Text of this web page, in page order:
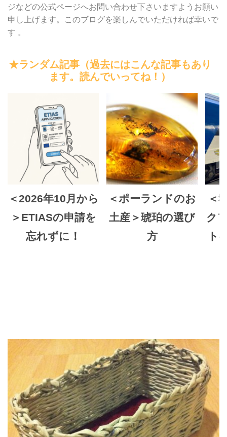
ジなどの公式ページへお問い合わせ下さいますようお願い
申し上げます。このブログを楽しんでいただければ幸いで
す 。
★ランダム記事（過去にはこんな記事もあり
ます。読んでいってね！）
＜2026年10月から
＞ETIASの申請を
忘れずに！
＜ポーランドのお
土産＞琥珀の選び
方
＜
ク
ト